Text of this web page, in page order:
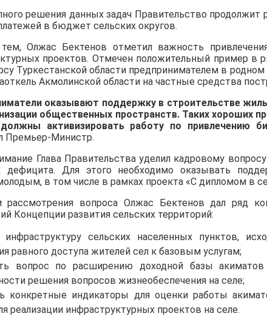
решения данных задач Правительство продолжит
в бюджет сельских округов.
Олжас Бектенов отметил важность
проектов. Отмечен положительный пример в
Туркестанской области предпринимателем в
Акмолинской области на частные средства
оказывают поддержку в строительстве
общественных пространств. Таких хороших
активизировать работу по привлечению
Премьер-Министр.
Глава Правительства уделил кадровому
дефицита. Для этого необходимо оказывать
в том числе в рамках проекта «С дипломом в
рассмотрения вопроса Олжас Бектенов дал ряд
Концепции развития сельских территорий:
инфраструктуру сельских населенных пунктов,
равного доступа жителей сел к базовым услугам;
вопрос по расширению доходной базы
решения вопросов жизнеобеспечения на селе;
конкретные индикаторы для оценки работы
реализации инфраструктурных проектов на селе.